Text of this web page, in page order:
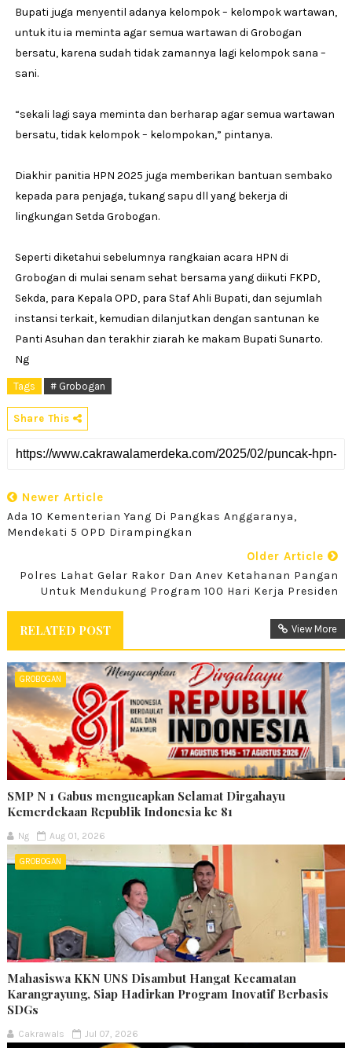
Bupati juga menyentil adanya kelompok – kelompok wartawan,
untuk itu ia meminta agar semua wartawan di Grobogan
bersatu, karena sudah tidak zamannya lagi kelompok sana –
sani.
“sekali lagi saya meminta dan berharap agar semua wartawan
bersatu, tidak kelompok – kelompokan,” pintanya.
Diakhir panitia HPN 2025 juga memberikan bantuan sembako
kepada para penjaga, tukang sapu dll yang bekerja di
lingkungan Setda Grobogan.
Seperti diketahui sebelumnya rangkaian acara HPN di
Grobogan di mulai senam sehat bersama yang diikuti FKPD,
Sekda, para Kepala OPD, para Staf Ahli Bupati, dan sejumlah
instansi terkait, kemudian dilanjutkan dengan santunan ke
Panti Asuhan dan terakhir ziarah ke makam Bupati Sunarto.
Ng
Tags # Grobogan
Share This
Newer Article
Ada 10 Kementerian Yang Di Pangkas Anggaranya,
Mendekati 5 OPD Dirampingkan
Older Article
Polres Lahat Gelar Rakor Dan Anev Ketahanan Pangan
Untuk Mendukung Program 100 Hari Kerja Presiden
RELATED POST View More
GROBOGAN
SMP N 1 Gabus mengucapkan Selamat Dirgahayu
Kemerdekaan Republik Indonesia ke 81
Ng Aug 01, 2026
GROBOGAN
Mahasiswa KKN UNS Disambut Hangat Kecamatan
Karangrayung, Siap Hadirkan Program Inovatif Berbasis
SDGs
Cakrawals Jul 07, 2026